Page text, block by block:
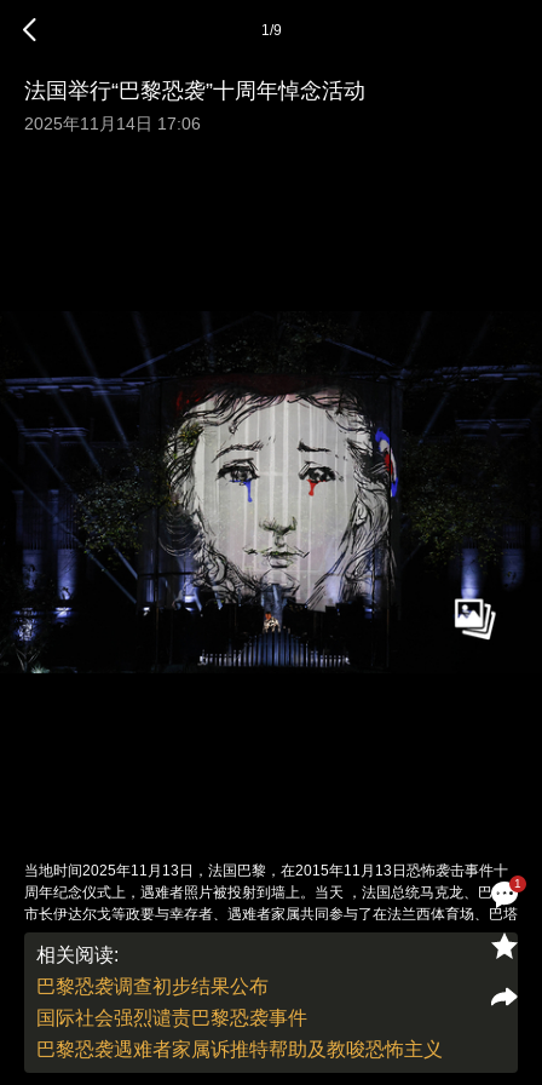
1
1/9
法国举行“巴黎恐袭”十周年悼念活动
2025年11月14日 17:06
当地时间2025年11月13日，法国巴黎，在2015年11月13日恐怖袭击事件十
周年纪念仪式上，遇难者照片被投射到墙上。当天 ，法国总统马克龙、巴黎
市长伊达尔戈等政要与幸存者、遇难者家属共同参与了在法兰西体育场、巴塔
克兰剧院等当年所有袭击地点举行的纪念仪式。当天，位于巴黎第四区圣热尔
韦广场的“2015年11月13日纪念花园”正式揭幕，花园内镌刻着遇难者名字的
花岗岩石块，象征着六处袭击地点。马克龙在讲话中强调“伤痛依旧”，并指出
过去10年间，法国共挫败了85起恐袭图谋，其中今年阻止了6起，当前面临的
恐怖袭击威胁“仍然非常高”。2015年11月的巴黎恐袭共造成130人死亡，是法
国二战后遭遇的最严重恐怖袭击。图：Stephane Lemouton/视觉中国
责任编辑：李丛汛 | 版面编辑：李丛汛
相关阅读:
巴黎恐袭调查初步结果公布
国际社会强烈谴责巴黎恐袭事件
巴黎恐袭遇难者家属诉推特帮助及教唆恐怖主义